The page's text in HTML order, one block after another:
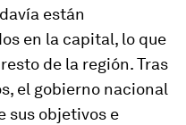
están
en la capital, lo que
de la región. Tras
el gobierno nacional
sus objetivos e